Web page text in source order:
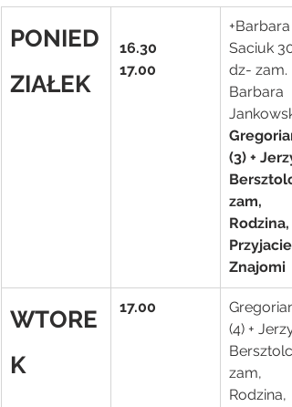
PONIED
ZIAŁEK
16.30
17.00
+Barbara
Saciuk 30
dz- zam.
Barbara
(3) + Jerzy
zam,
Rodzina,
Znajomi
WTORE
K
17.00
(4) + Jerzy
Bersztolc
zam,
Rodzina,